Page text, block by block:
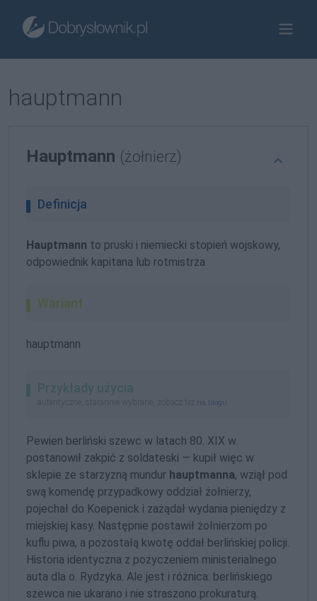
hauptmann
Hauptmann (żołnierz)
Definicja
Hauptmann to pruski i niemiecki stopień wojskowy,
odpowiednik kapitana lub rotmistrza
Wariant
hauptmann
Przykłady użycia
autentyczne, starannie wybrane, zobacz też na blogu
Pewien berliński szewc w latach 80. XIX w.
postanowił zakpić z soldateski — kupił więc w
sklepie ze starzyzną mundur hauptmanna, wziął pod
swą komendę przypadkowy oddział żołnierzy,
pojechał do Koepenick i zażądał wydania pieniędzy z
miejskiej kasy. Następnie postawił żołnierzom po
kuflu piwa, a pozostałą kwotę oddał berlińskiej policji.
Historia identyczna z pożyczeniem ministerialnego
auta dla o. Rydzyka. Ale jest i różnica: berlińskiego
szewca nie ukarano i nie straszono prokuraturą.